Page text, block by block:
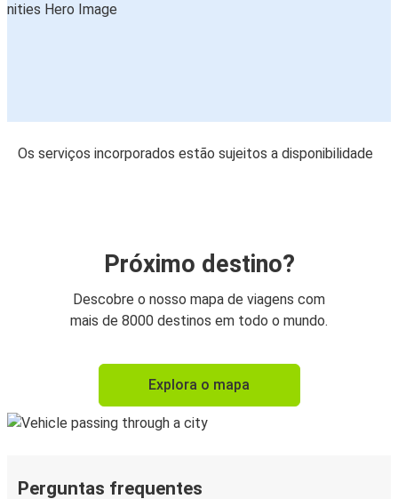
Os serviços incorporados estão sujeitos a disponibilidade
Próximo destino?
Descobre o nosso mapa de viagens com
mais de 8000 destinos em todo o mundo.
Explora o mapa
Perguntas frequentes